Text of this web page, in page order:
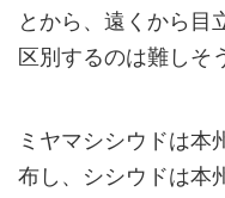
とから、遠くから目
区別するのは難しそ
ミヤマシシウドは本
布し、シシウドは本